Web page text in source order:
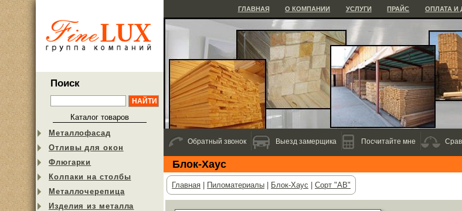
Поиск
Каталог товаров
Металлофасад
Отливы для окон
Флюгарки
Колпаки на столбы
Металлочерепица
Изделия из металла
ГЛАВНАЯ О КОМПАНИИ УСЛУГИ ПРАЙС ОПЛАТА И
Блок-Хаус
Главная Пиломатериалы Блок-Хаус Сорт "АВ"
Обратный звонок Выезд замерщика Посчитайте мне